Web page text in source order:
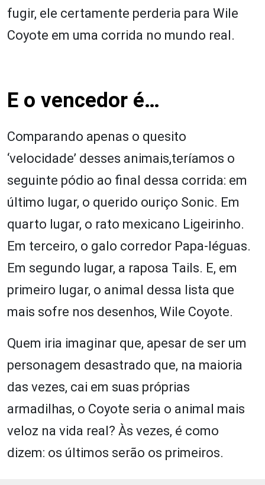
fugir, ele certamente perderia para Wile
Coyote em uma corrida no mundo real.
E o vencedor é…
Comparando apenas o quesito
‘velocidade’ desses animais,teríamos o
seguinte pódio ao final dessa corrida: em
último lugar, o querido ouriço Sonic. Em
quarto lugar, o rato mexicano Ligeirinho.
Em terceiro, o galo corredor Papa-léguas.
Em segundo lugar, a raposa Tails. E, em
primeiro lugar, o animal dessa lista que
mais sofre nos desenhos, Wile Coyote.
Quem iria imaginar que, apesar de ser um
personagem desastrado que, na maioria
das vezes, cai em suas próprias
armadilhas, o Coyote seria o animal mais
veloz na vida real? Às vezes, é como
dizem: os últimos serão os primeiros.